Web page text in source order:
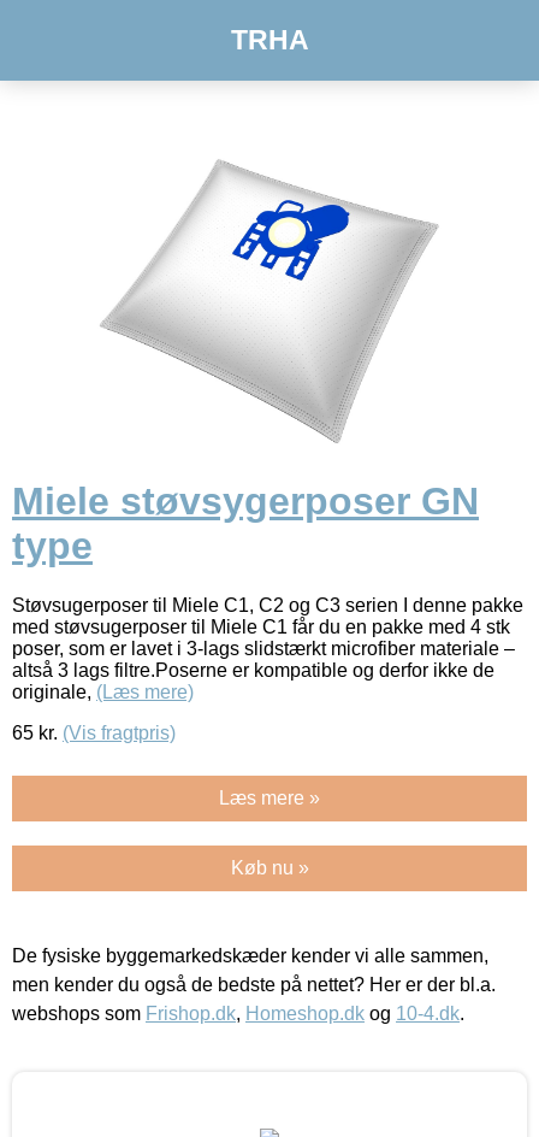
TRHA
Miele støvsygerposer GN
type
Støvsugerposer til Miele C1, C2 og C3 serien I denne pakke
med støvsugerposer til Miele C1 får du en pakke med 4 stk
poser, som er lavet i 3-lags slidstærkt microfiber materiale –
altså 3 lags filtre.Poserne er kompatible og derfor ikke de
originale, (Læs mere)
65 kr. (Vis fragtpris)
Læs mere »
Køb nu »
De fysiske byggemarkedskæder kender vi alle sammen,
men kender du også de bedste på nettet? Her er der bl.a.
webshops som Frishop.dk, Homeshop.dk og 10-4.dk.